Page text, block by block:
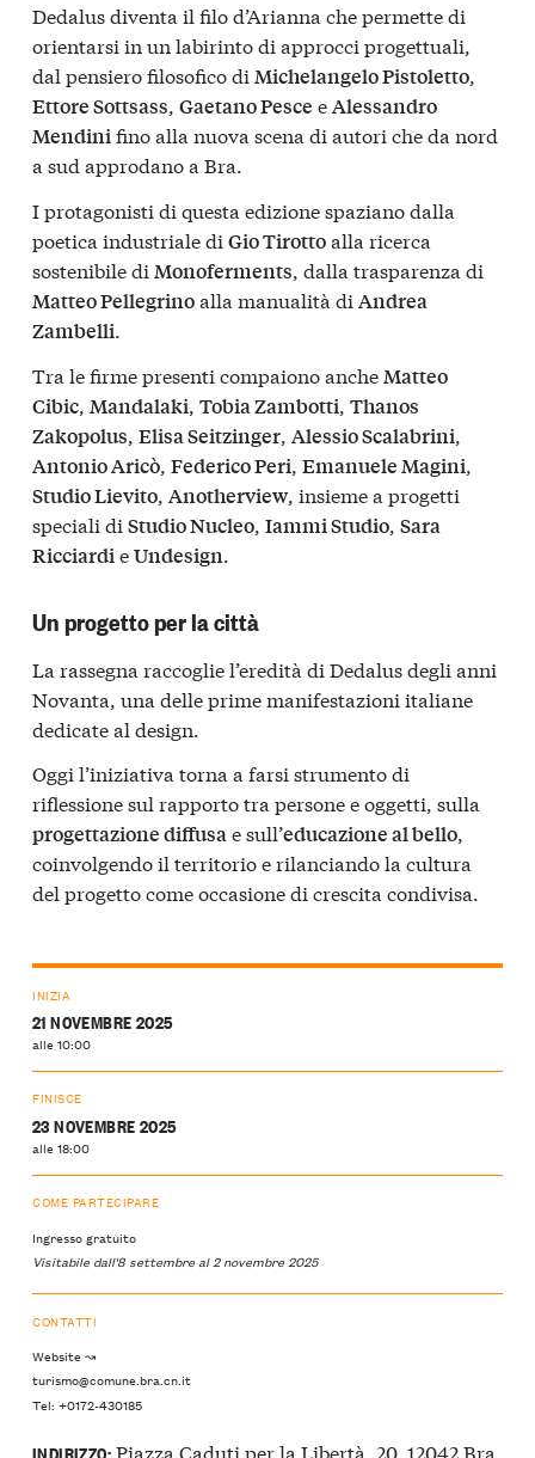
Dedalus diventa il filo d’Arianna che permette di
orientarsi in un labirinto di approcci progettuali,
dal pensiero filosofico di Michelangelo Pistoletto,
Ettore Sottsass, Gaetano Pesce eAlessandro
Mendinifino alla nuova scena di autori che da nord
a sud approdano a Bra.
I protagonisti di questa edizione spaziano dalla
poetica industriale di Gio Tirottoalla ricerca
sostenibile di Monoferments, dalla trasparenza di
Matteo Pellegrinoalla manualità di Andrea
Zambelli.
Tra le firme presenti compaiono anche Matteo
Cibic Mandalaki Tobia Zambotti Thanos
Zakopolus Elisa Seitzinger Alessio Scalabrini
Antonio Aricò Federico Peri Emanuele Magini
Studio Lievito Anotherview, insieme a progetti
speciali di Studio Nucleo Iammi Studio Sara
Ricciardi eUndesign
Un progetto per la città
La rassegna raccoglie l’eredità di Dedalus degli anni
Novanta, una delle prime manifestazioni italiane
dedicate al design.
Oggi l’iniziativa torna a farsi strumento di
riflessione sul rapporto tra persone e oggetti, sulla
progettazione diffusae sull’educazione al bello,
coinvolgendo il territorio e rilanciando la cultura
del progetto come occasione di crescita condivisa.
INIZIA
21 NOVEMBRE 2025
alle 10:00
FINISCE
23 NOVEMBRE 2025
alle 18:00
COME PARTECIPARE
Ingresso gratuito
Visitabile dall'8 settembre al 2 novembre 2025
CONTATTI
Website ↝
turismo@comune.bra.cn.it
Tel: +0172-430185
INDIRIZZO:Piazza Caduti per la Libertà, 20, 12042 Bra,